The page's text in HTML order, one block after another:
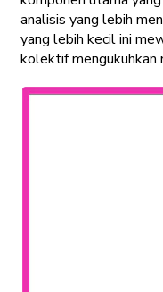
analisis yang lebih
yang lebih kecil ini
kolektif mengukuhkan